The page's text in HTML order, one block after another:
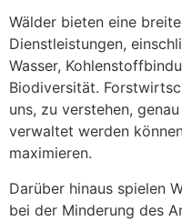
Wälder bieten eine
Dienstleistungen,
Wasser,
Biodiversität.
uns, zu verstehen,
verwaltet werden
maximieren.
Darüber hinaus spielen
bei der Minderung des